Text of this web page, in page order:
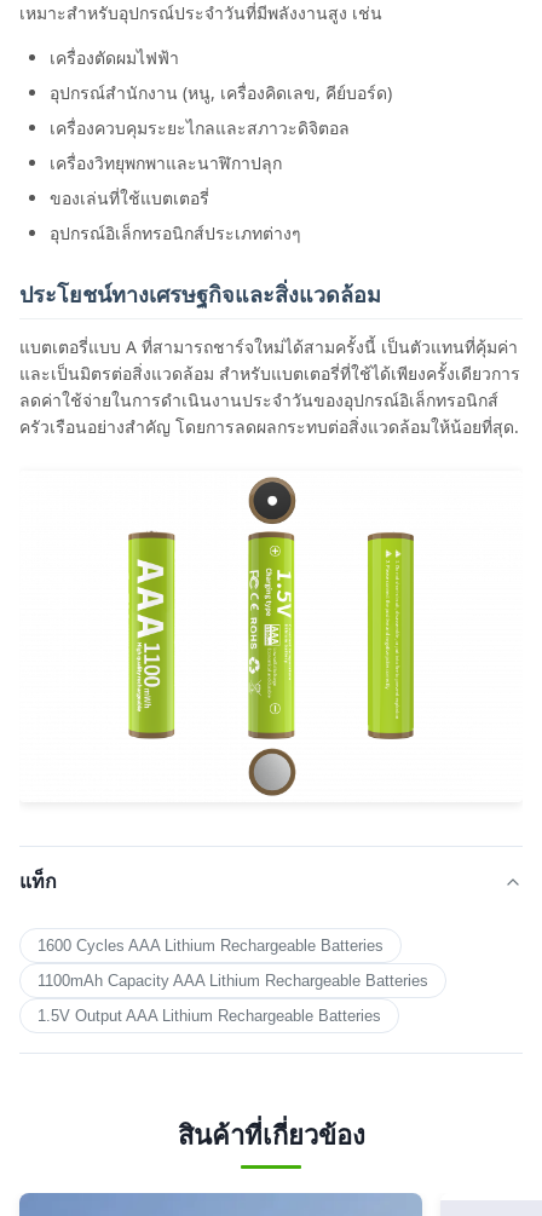
เหมาะสําหรับอุปกรณ์ประจําวันที่มีพลังงานสูง เช่น
เครื่องตัดผมไฟฟ้า
อุปกรณ์สํานักงาน (หนู, เครื่องคิดเลข, คีย์บอร์ด)
เครื่องควบคุมระยะไกลและสภาวะดิจิตอล
เครื่องวิทยุพกพาและนาฬิกาปลุก
ของเล่นที่ใช้แบตเตอรี่
อุปกรณ์อิเล็กทรอนิกส์ประเภทต่างๆ
ประโยชน์ทางเศรษฐกิจและสิ่งแวดล้อม
แบตเตอรี่แบบ A ที่สามารถชาร์จใหม่ได้สามครั้งนี้ เป็นตัวแทนที่คุ้มค่า
และเป็นมิตรต่อสิ่งแวดล้อม สําหรับแบตเตอรี่ที่ใช้ได้เพียงครั้งเดียวการ
ลดค่าใช้จ่ายในการดําเนินงานประจําวันของอุปกรณ์อิเล็กทรอนิกส์
ครัวเรือนอย่างสําคัญ โดยการลดผลกระทบต่อสิ่งแวดล้อมให้น้อยที่สุด.
แท็ก
1600 Cycles AAA Lithium Rechargeable Batteries
1100mAh Capacity AAA Lithium Rechargeable Batteries
1.5V Output AAA Lithium Rechargeable Batteries
สินค้าที่เกี่ยวข้อง